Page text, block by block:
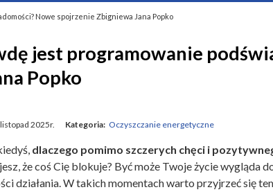
Nowe spojrzenie Zbigniewa Jana Popko
jest programowanie
Popko
2025r. Kategoria: Oczyszczanie energetyczne
dlaczego pomimo szczerych chęci i
że coś Cię blokuje? Być może Twoje życie wygląda
działania. W takich momentach warto przyjrzeć się